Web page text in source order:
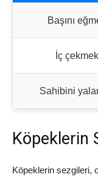
Başını
İç çekmek
Sahibini
Köpeklerin
Köpeklerin sezgileri,